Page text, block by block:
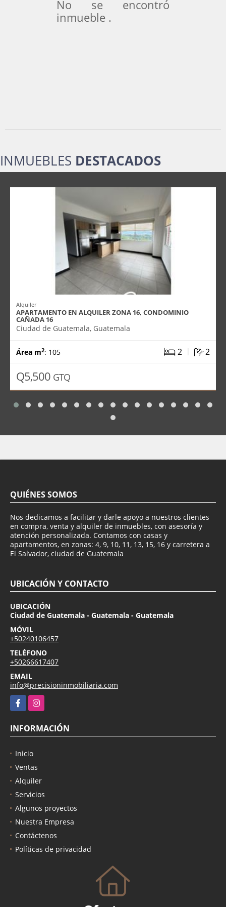
No se encontró
inmueble .
INMUEBLES DESTACADOS
Alquiler
APARTAMENTO EN ALQUILER ZONA 16, CONDOMINIO
CAÑADA 16
Ciudad de Guatemala, Guatemala
Área m2: 105 2 | 2
Q5,500 GTQ
QUIÉNES SOMOS
Nos dedicamos a facilitar y darle apoyo a nuestros clientes
en compra, venta y alquiler de inmuebles, con asesoría y
atención personalizada. Contamos con casas y
apartamentos, en zonas: 4, 9, 10, 11, 13, 15, 16 y carretera a
El Salvador, ciudad de Guatemala
UBICACIÓN Y CONTACTO
UBICACIÓN
Ciudad de Guatemala - Guatemala - Guatemala
MÓVIL
+50240106457
TELÉFONO
+50266617407
EMAIL
info@precisioninmobiliaria.com
FacebookInstagram
INFORMACIÓN
Inicio
Ventas
Alquiler
Servicios
Algunos proyectos
Nuestra Empresa
Contáctenos
Políticas de privacidad